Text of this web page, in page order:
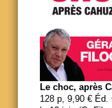
Le choc, après
128 p, 9,90 € Éd.